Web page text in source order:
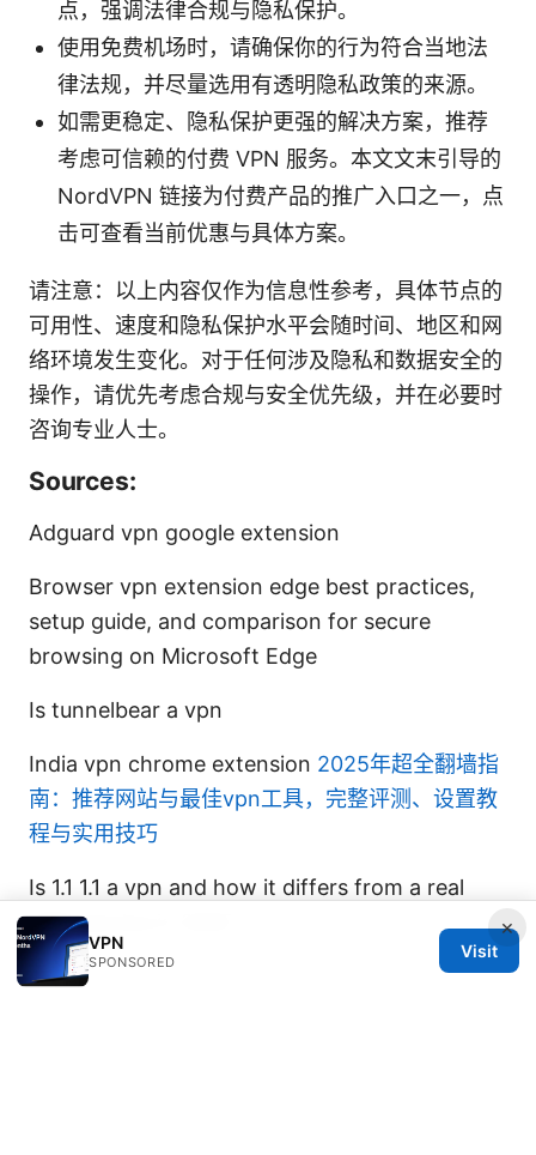
点，强调法律合规与隐私保护。
使用免费机场时，请确保你的行为符合当地法
律法规，并尽量选用有透明隐私政策的来源。
如需更稳定、隐私保护更强的解决方案，推荐
考虑可信赖的付费 VPN 服务。本文文末引导的
NordVPN 链接为付费产品的推广入口之一，点
击可查看当前优惠与具体方案。
请注意：以上内容仅作为信息性参考，具体节点的
可用性、速度和隐私保护水平会随时间、地区和网
络环境发生变化。对于任何涉及隐私和数据安全的
操作，请优先考虑合规与安全优先级，并在必要时
咨询专业人士。
Sources:
Adguard vpn google extension
Browser vpn extension edge best practices,
setup guide, and comparison for secure
browsing on Microsoft Edge
Is tunnelbear a vpn
India vpn chrome extension 2025年超全翻墙指
南：推荐网站与最佳vpn工具，完整评测、设置教
程与实用技巧
Is 1.1 1.1 a vpn and how it differs from a real
VPN service in 2025
×
VPN
SPONSORED
Visit